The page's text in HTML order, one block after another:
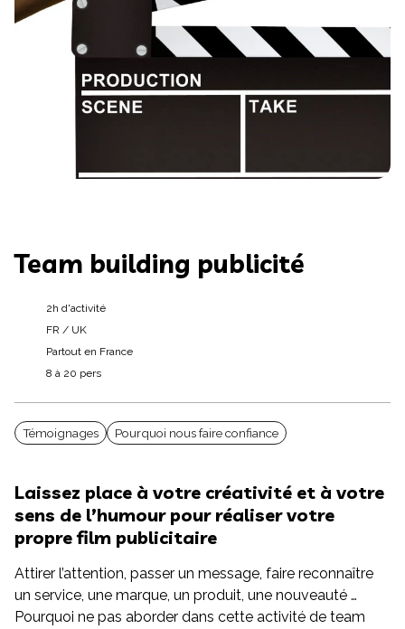
Team building publicité
2h d'activité
FR / UK
Partout en France
8 à 20 pers
Témoignages Pourquoi nous faire confiance
Laissez place à votre créativité et à votre
sens de l’humour pour réaliser votre
propre film publicitaire
Attirer l’attention, passer un message, faire reconnaître
un service, une marque, un produit, une nouveauté …
Pourquoi ne pas aborder dans cette activité de team